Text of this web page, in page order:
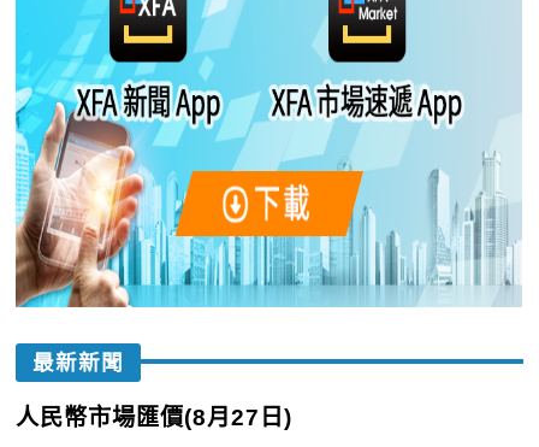
最新新聞
人民幣市場匯價(8月27日)